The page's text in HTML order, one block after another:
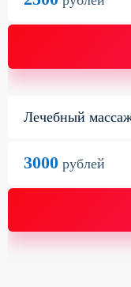
Лечебный
3000 рублей